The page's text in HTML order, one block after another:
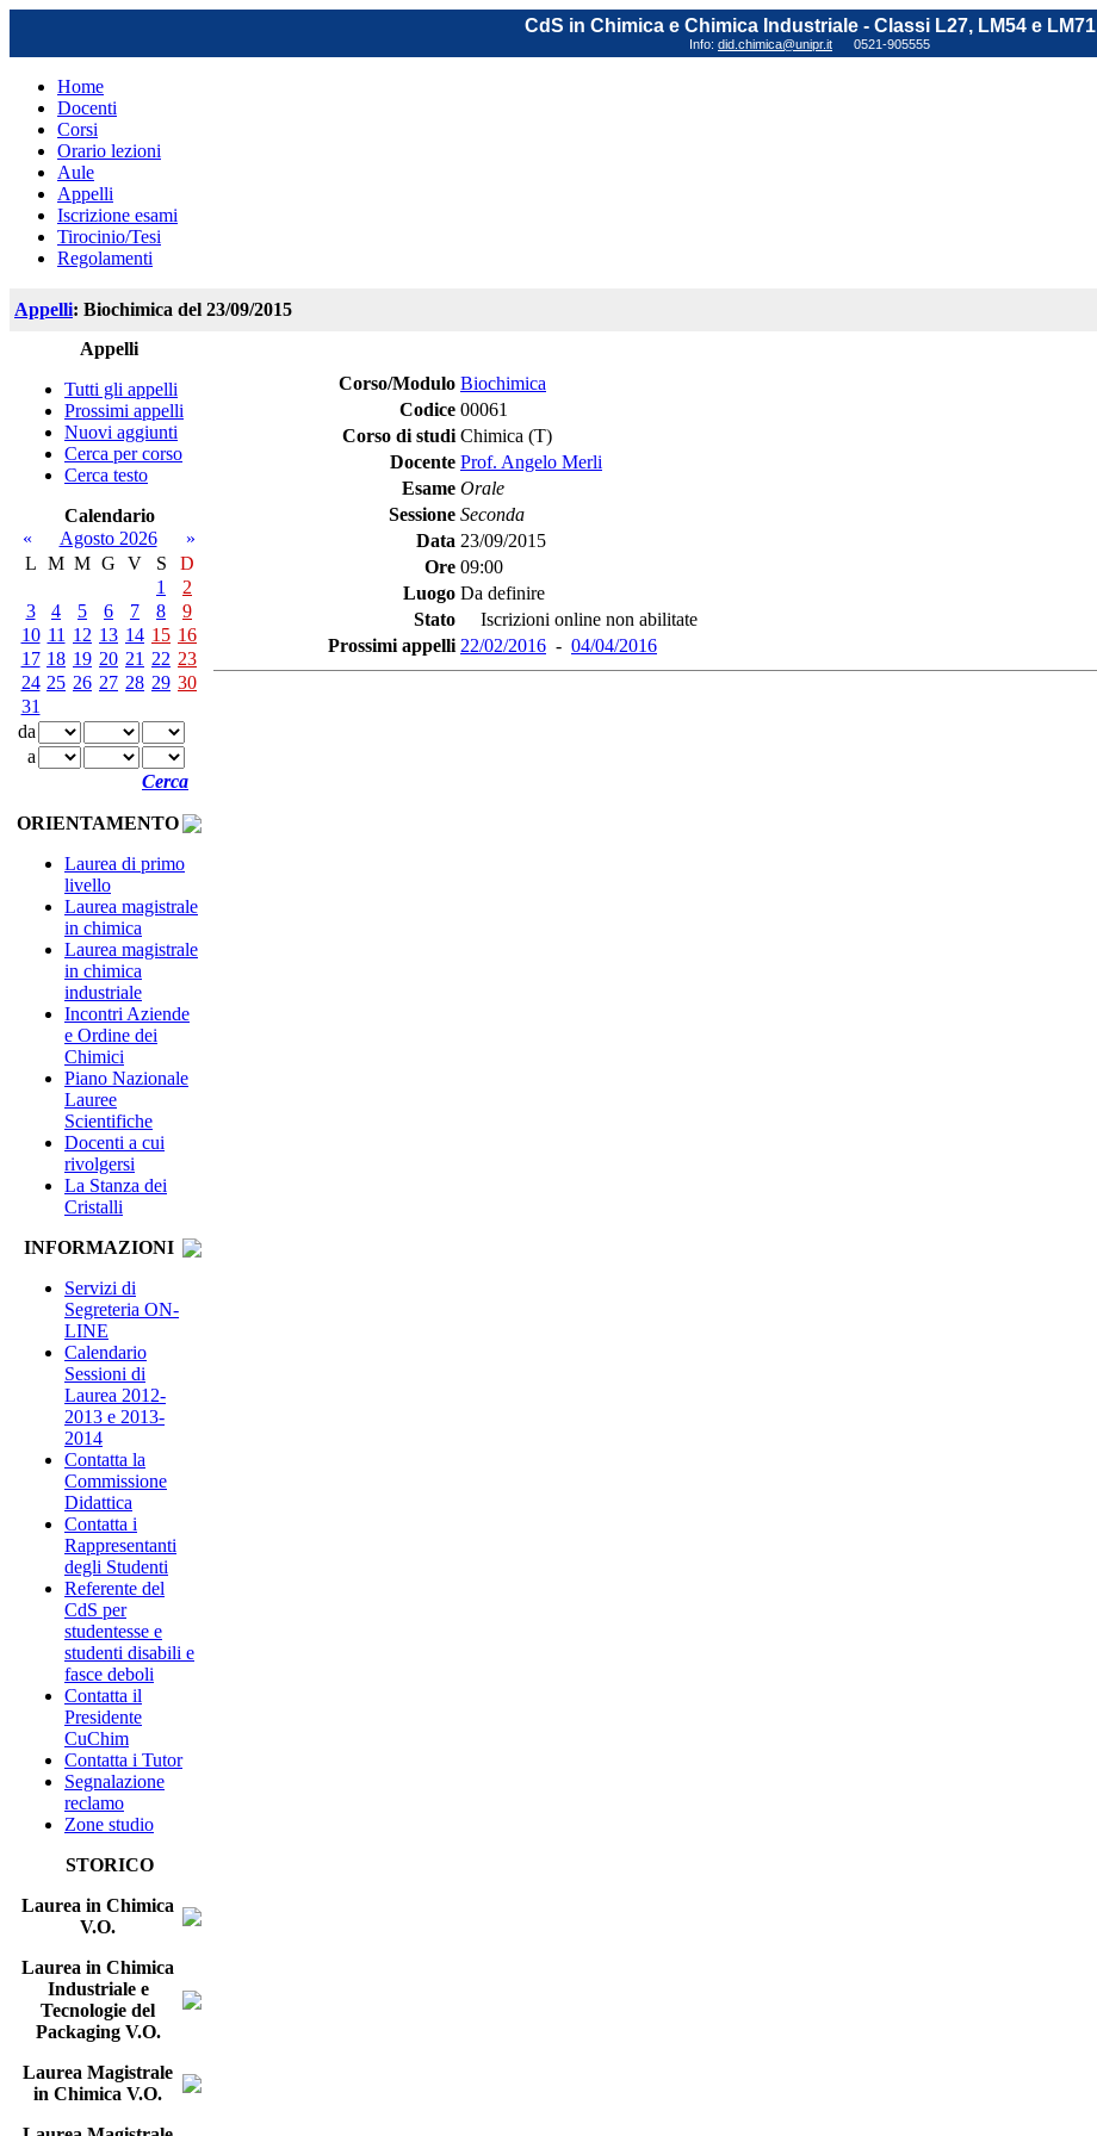
CdS in Chimica e Chimica Industriale - Classi L27, LM54 e LM71
Info: did.chimica@unipr.it 0521-905555
Home
Docenti
Corsi
Orario lezioni
Aule
Appelli
Iscrizione esami
Tirocinio/Tesi
Regolamenti
Appelli: Biochimica del 23/09/2015
Appelli
Tutti gli appelli
Prossimi appelli
Nuovi aggiunti
Cerca per corso
Cerca testo
Calendario
«
Agosto 2026
»
L M M G V S
D
1
2
3
4 5 6 7 8
9
10 11 12 13 14 15 16
17 18 19 20 21 22 23
24 25 26 27 28 29 30
31
da
a
Cerca
ORIENTAMENTO
Laurea di primo
livello
Laurea magistrale
in chimica
Laurea magistrale
in chimica
industriale
Incontri Aziende
e Ordine dei
Chimici
Piano Nazionale
Lauree
Scientifiche
Docenti a cui
rivolgersi
La Stanza dei
Cristalli
INFORMAZIONI
Servizi di
Segreteria ON-
LINE
Calendario
Sessioni di
Laurea 2012-
2013 e 2013-
2014
Contatta la
Commissione
Didattica
Contatta i
Rappresentanti
degli Studenti
Referente del
CdS per
studentesse e
studenti disabili e
fasce deboli
Contatta il
Presidente
CuChim
Contatta i Tutor
Segnalazione
reclamo
Zone studio
STORICO
Laurea in Chimica
V.O.
Laurea in Chimica
Industriale e
Tecnologie del
Packaging V.O.
Laurea Magistrale
in Chimica V.O.
Corso/Modulo Biochimica
Codice 00061
Corso di studi Chimica (T)
Docente Prof. Angelo Merli
Esame Orale
Sessione Seconda
Data 23/09/2015
Ore 09:00
Luogo Da definire
Stato
Iscrizioni online non abilitate
Prossimi appelli 22/02/2016 - 04/04/2016